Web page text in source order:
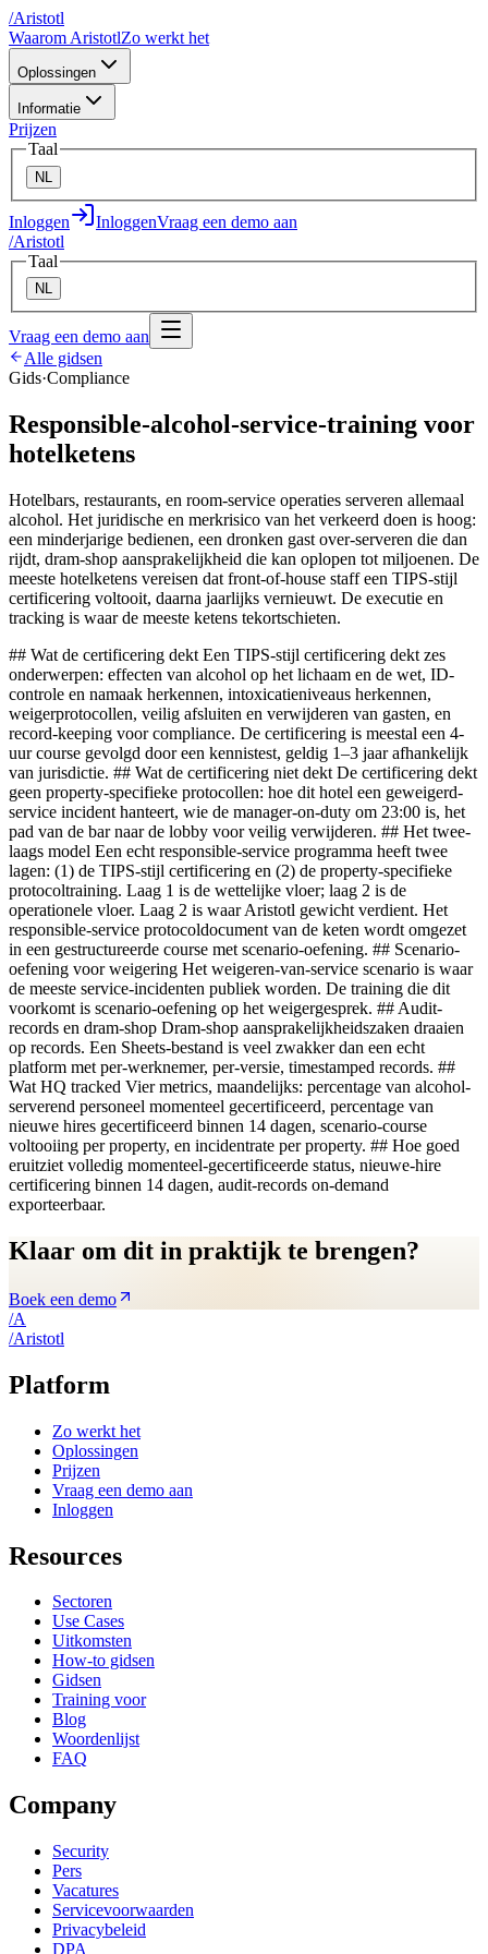
/Aristotl
Waarom AristotlZo werkt het
Oplossingen
Informatie
Prijzen
Taal
NL
Inloggen InloggenVraag een demo aan
/Aristotl
Taal
NL
Vraag een demo aan
Alle gidsen
Gids·Compliance
Responsible-alcohol-service-training voor
hotelketens
Hotelbars, restaurants, en room-service operaties serveren allemaal
alcohol. Het juridische en merkrisico van het verkeerd doen is hoog:
een minderjarige bedienen, een dronken gast over-serveren die dan
rijdt, dram-shop aansprakelijkheid die kan oplopen tot miljoenen. De
meeste hotelketens vereisen dat front-of-house staff een TIPS-stijl
certificering voltooit, daarna jaarlijks vernieuwt. De executie en
tracking is waar de meeste ketens tekortschieten.
## Wat de certificering dekt Een TIPS-stijl certificering dekt zes
onderwerpen: effecten van alcohol op het lichaam en de wet, ID-
controle en namaak herkennen, intoxicatieniveaus herkennen,
weigerprotocollen, veilig afsluiten en verwijderen van gasten, en
record-keeping voor compliance. De certificering is meestal een 4-
uur course gevolgd door een kennistest, geldig 1–3 jaar afhankelijk
van jurisdictie. ## Wat de certificering niet dekt De certificering dekt
geen property-specifieke protocollen: hoe dit hotel een geweigerd-
service incident hanteert, wie de manager-on-duty om 23:00 is, het
pad van de bar naar de lobby voor veilig verwijderen. ## Het twee-
laags model Een echt responsible-service programma heeft twee
lagen: (1) de TIPS-stijl certificering en (2) de property-specifieke
protocoltraining. Laag 1 is de wettelijke vloer; laag 2 is de
operationele vloer. Laag 2 is waar Aristotl gewicht verdient. Het
responsible-service protocoldocument van de keten wordt omgezet
in een gestructureerde course met scenario-oefening. ## Scenario-
oefening voor weigering Het weigeren-van-service scenario is waar
de meeste service-incidenten publiek worden. De training die dit
voorkomt is scenario-oefening op het weigergesprek. ## Audit-
records en dram-shop Dram-shop aansprakelijkheidszaken draaien
op records. Een Sheets-bestand is veel zwakker dan een echt
platform met per-werknemer, per-versie, timestamped records. ##
Wat HQ tracked Vier metrics, maandelijks: percentage van alcohol-
serverend personeel momenteel gecertificeerd, percentage van
nieuwe hires gecertificeerd binnen 14 dagen, scenario-course
voltooiing per property, en incidentrate per property. ## Hoe goed
eruitziet volledig momenteel-gecertificeerde status, nieuwe-hire
certificering binnen 14 dagen, audit-records on-demand
exporteerbaar.
Klaar om dit in praktijk te brengen?
Boek een demo
/A
/Aristotl
Platform
Zo werkt het
Oplossingen
Prijzen
Vraag een demo aan
Inloggen
Resources
Sectoren
Use Cases
Uitkomsten
How-to gidsen
Gidsen
Training voor
Blog
Woordenlijst
FAQ
Company
Security
Pers
Vacatures
Servicevoorwaarden
Privacybeleid
DPA